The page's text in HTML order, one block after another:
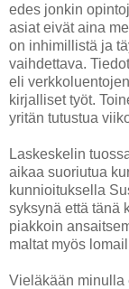
edes jonkin
asiat eivät aina
on inhimillistä ja
vaihdettava.
eli
kirjalliset työt.
yritän tutustua
Laskeskelin
aikaa suoriutua
kunnioituksella
syksynä että tänä
piakkoin
maltat myös
Vieläkään minulla